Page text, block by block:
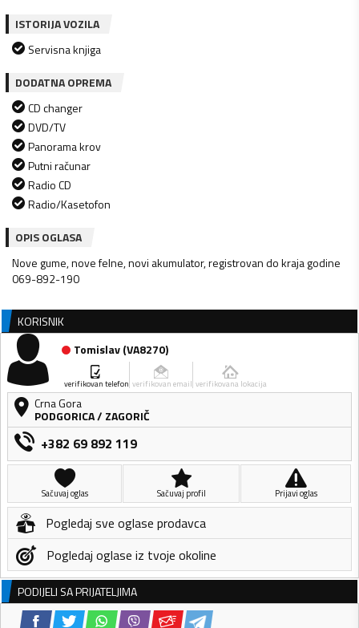
ISTORIJA VOZILA
Servisna knjiga
DODATNA OPREMA
CD changer
DVD/TV
Panorama krov
Putni računar
Radio CD
Radio/Kasetofon
OPIS OGLASA
Nove gume, nove felne, novi akumulator, registrovan do kraja godine
069-892-190
KORISNIK
Tomislav(VA8270)
verifikovan telefon verifikovan email verifikovana lokacija
Crna Gora
PODGORICA/ ZAGORIČ
+382 69 892 119
Sačuvaj oglas Sačuvaj profil Prijavi oglas
Pogledaj sve oglase prodavca
Pogledaj oglase iz tvoje okoline
PODIJELI SA PRIJATELJIMA